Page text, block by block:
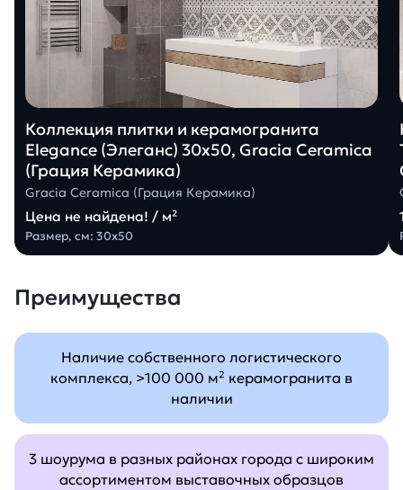
Коллекция плитки и керамогранита
Elegance (Элеганс) 30х50, Gracia Ceramica
(Грация Керамика)
Gracia Ceramica (Грация Керамика)
Цена не найдена! / м²
Размер, см: 30х50
Преимущества
Наличие собственного логистического
комплекса, >100 000 м² керамогранита в
наличии
3 шоурума в разных районах города с широким
ассортиментом выставочных образцов